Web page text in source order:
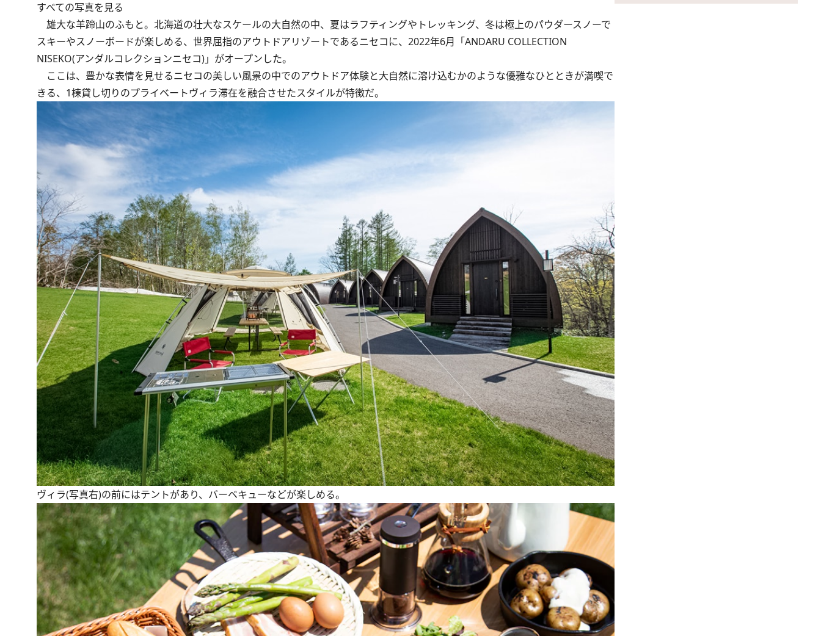
すべての写真を見る
雄大な羊蹄山のふもと。北海道の壮大なスケールの大⾃然の中、夏はラフティングやトレッキング、冬は極上のパウダースノーで
スキーやスノーボードが楽しめる、世界屈指のアウトドアリゾートであるニセコに、2022年6月「ANDARU COLLECTION
NISEKO(アンダルコレクションニセコ)」がオープンした。
ここは、豊かな表情を見せるニセコの美しい風景の中でのアウトドア体験と大⾃然に溶け込むかのような優雅なひとときが満喫で
きる、1棟貸し切りのプライベートヴィラ滞在を融合させたスタイルが特徴だ。
ヴィラ(写真右)の前にはテントがあり、バーベキューなどが楽しめる。